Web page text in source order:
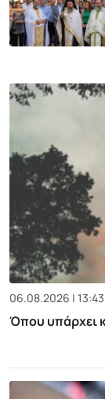
06.08.2026 | 13:43
Όπου υπάρχει